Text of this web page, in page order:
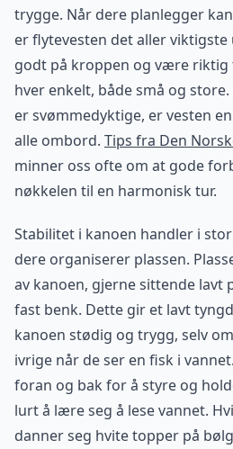
trygge. Når dere planlegger
er flytevesten det aller
godt på kroppen og være riktig
hver enkelt, både små og
er svømmedyktige, er vesten
alle ombord. Tips fra Den
minner oss ofte om at gode
nøkkelen til en harmonisk tur.
Stabilitet i kanoen handler i
dere organiserer plassen.
av kanoen, gjerne sittende lavt
fast benk. Dette gir et lavt
kanoen stødig og trygg, selv
ivrige når de ser en fisk i
foran og bak for å styre og
lurt å lære seg å lese vannet.
danner seg hvite topper på